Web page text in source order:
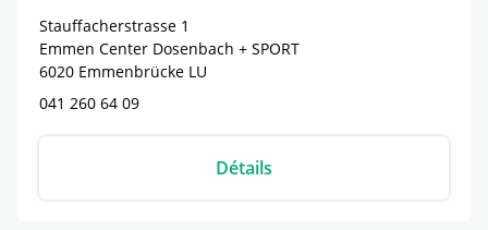
Stauffacherstrasse 1
Emmen Center Dosenbach + SPORT
6020 Emmenbrücke LU
041 260 64 09
Détails